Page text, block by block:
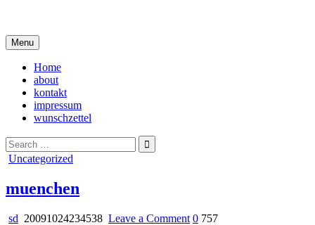
content
Menu
Home
about
kontakt
impressum
wunschzettel
Search
for:
Posted
Uncategorized
muenchen
sd 20091024234538 Leave a Commenton
0 757